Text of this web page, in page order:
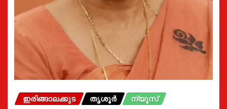
ഇരിങ്ങാലക്കുട തൃശൂർ ന്യൂസ്